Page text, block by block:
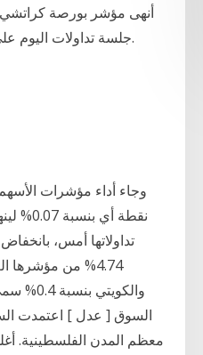
جلسة تداولات اليوم على تراجع بنسبة 0.25% أي ما يعادل 116 نقطة، وأقفل عند مستوى 45868 نقطة.
السوق [ عدل ] اعتمدت